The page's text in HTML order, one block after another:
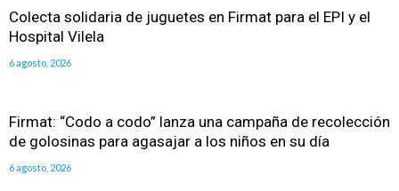
Colecta solidaria de juguetes en Firmat para el EPI y el
Hospital Vilela
6 agosto, 2026
Firmat: “Codo a codo” lanza una campaña de recolección
de golosinas para agasajar a los niños en su día
6 agosto, 2026